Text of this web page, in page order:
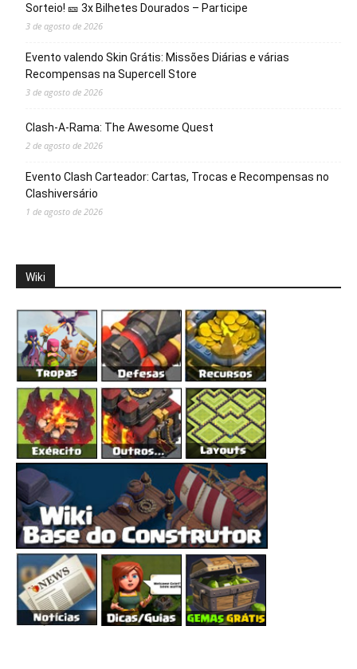
Sorteio! 🎫 3x Bilhetes Dourados – Participe
3 de agosto de 2026
Evento valendo Skin Grátis: Missões Diárias e várias
Recompensas na Supercell Store
3 de agosto de 2026
Clash-A-Rama: The Awesome Quest
2 de agosto de 2026
Evento Clash Carteador: Cartas, Trocas e Recompensas no
Clashiversário
1 de agosto de 2026
Wiki